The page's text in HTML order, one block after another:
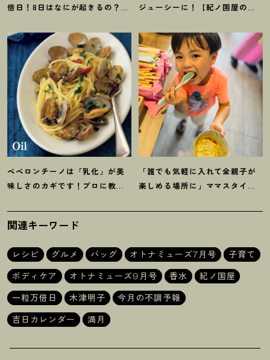
倍日 ！ 8日はなにが起きるの ？吉
ジューシーに ！
【紀ノ国屋のつ
シピ
ペペロンチーノは「乳化」が美
味しさのカギです ！ プロに教わ
「誰でも気軽に入れて全親子が
楽しめる場所に」ママスタイリ
堂】
関連キーワード
レシピ グルメ バッグ オトナミューズ7月号
子育て
ボディケア
オトナミューズ9月号 香水
紀ノ国屋
一粒万倍日
木津明子
今月の不調予報
吉日カレンダー
満月